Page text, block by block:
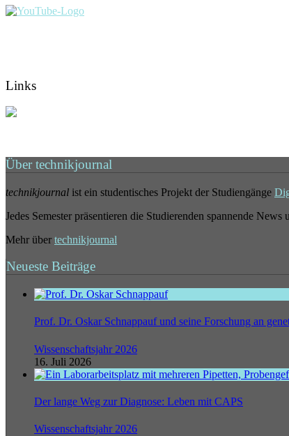
Links
Über technikjournal
technikjournal ist ein studentisches Projekt der Studiengänge
Jedes Semester präsentieren die Studierenden spannende
Mehr über technikjournal
Neueste Beiträge
Prof. Dr. Oskar Schnappauf und seine Forschung an
Wissenschaftsjahr 2026
16. Juli 2026
Der lange Weg zur Diagnose: Leben mit CAPS
Wissenschaftsjahr 2026